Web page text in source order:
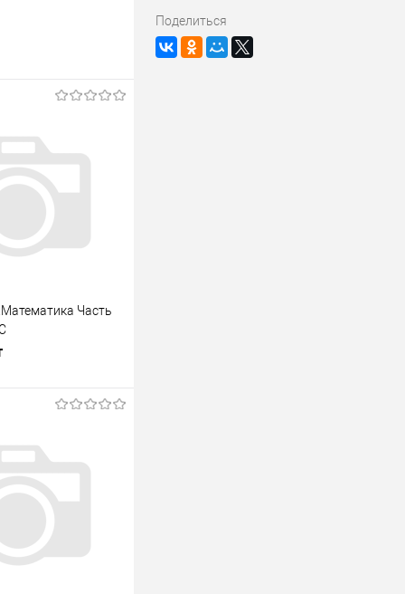
Часть
К сравнению
Недоступно
Поделиться